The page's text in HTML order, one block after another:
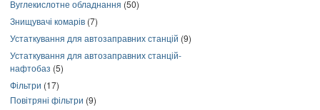
Вуглекислотне обладнання (50)
Знищувачі комарів (7)
Устаткування для автозаправних станцій (9)
Устаткування для автозаправних станцій-
нафтобаз (5)
Фільтри (17)
Повітряні фільтри (9)